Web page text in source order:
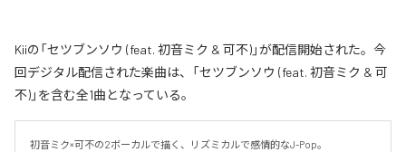
Kiiの「セツブンソウ (feat. 初音ミク & 可不)」が配信開始された。今
回デジタル配信された楽曲は、「セツブンソウ (feat. 初音ミク & 可
不)」を含む全1曲となっている。
初音ミク×可不の2ボーカルで描く、リズミカルで感情的なJ-Pop。